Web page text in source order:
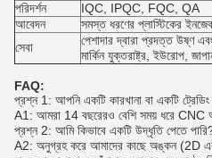
পরিদর্শন
IQC, IPQC, FQC, QA
আবেদন
সমস্ত ধরণের প্লাস্টিকের
সেবা
পেশাদার দ্বারা প্রদত্ত উষ্ণ
মার্কিন যুক্তরাষ্ট্র, ইউরোপ,
FAQ:
প্রশ্ন 1: আপনি একটি কারখানা বা একটি ট্রেডিং
A1: আমরা 14 বছরেরও বেশি সময় ধরে CNC
প্রশ্ন 2: আমি কিভাবে একটি উদ্ধৃতি পেতে
A2: অনুগ্রহ করে আমাদের কাছে অঙ্কন (2D